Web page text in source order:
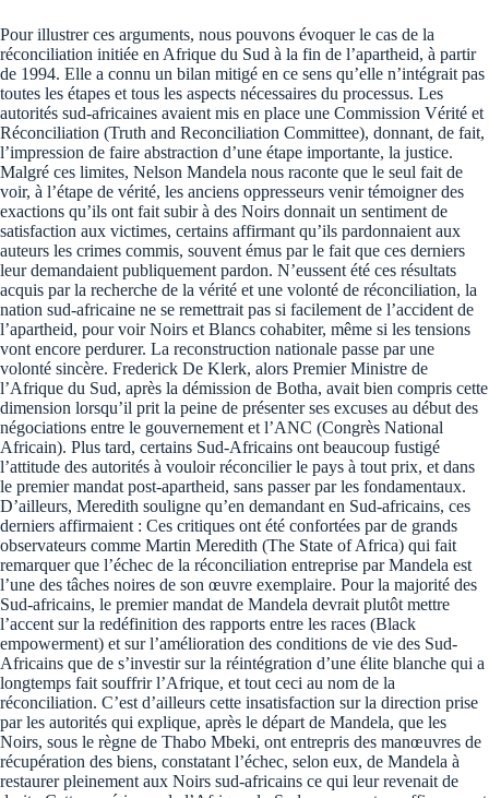
Pour illustrer ces arguments, nous pouvons évoquer le cas de la
réconciliation initiée en Afrique du Sud à la fin de l’apartheid, à partir
de 1994. Elle a connu un bilan mitigé en ce sens qu’elle n’intégrait pas
toutes les étapes et tous les aspects nécessaires du processus. Les
autorités sud-africaines avaient mis en place une Commission Vérité et
Réconciliation (Truth and Reconciliation Committee), donnant, de fait,
l’impression de faire abstraction d’une étape importante, la justice.
Malgré ces limites, Nelson Mandela nous raconte que le seul fait de
voir, à l’étape de vérité, les anciens oppresseurs venir témoigner des
exactions qu’ils ont fait subir à des Noirs donnait un sentiment de
satisfaction aux victimes, certains affirmant qu’ils pardonnaient aux
auteurs les crimes commis, souvent émus par le fait que ces derniers
leur demandaient publiquement pardon. N’eussent été ces résultats
acquis par la recherche de la vérité et une volonté de réconciliation, la
nation sud-africaine ne se remettrait pas si facilement de l’accident de
l’apartheid, pour voir Noirs et Blancs cohabiter, même si les tensions
vont encore perdurer. La reconstruction nationale passe par une
volonté sincère. Frederick De Klerk, alors Premier Ministre de
l’Afrique du Sud, après la démission de Botha, avait bien compris cette
dimension lorsqu’il prit la peine de présenter ses excuses au début des
négociations entre le gouvernement et l’ANC (Congrès National
Africain). Plus tard, certains Sud-Africains ont beaucoup fustigé
l’attitude des autorités à vouloir réconcilier le pays à tout prix, et dans
le premier mandat post-apartheid, sans passer par les fondamentaux.
D’ailleurs, Meredith souligne qu’en demandant en Sud-africains, ces
derniers affirmaient : Ces critiques ont été confortées par de grands
observateurs comme Martin Meredith (The State of Africa) qui fait
remarquer que l’échec de la réconciliation entreprise par Mandela est
l’une des tâches noires de son œuvre exemplaire. Pour la majorité des
Sud-africains, le premier mandat de Mandela devrait plutôt mettre
l’accent sur la redéfinition des rapports entre les races (Black
empowerment) et sur l’amélioration des conditions de vie des Sud-
Africains que de s’investir sur la réintégration d’une élite blanche qui a
longtemps fait souffrir l’Afrique, et tout ceci au nom de la
réconciliation. C’est d’ailleurs cette insatisfaction sur la direction prise
par les autorités qui explique, après le départ de Mandela, que les
Noirs, sous le règne de Thabo Mbeki, ont entrepris des manœuvres de
récupération des biens, constatant l’échec, selon eux, de Mandela à
restaurer pleinement aux Noirs sud-africains ce qui leur revenait de